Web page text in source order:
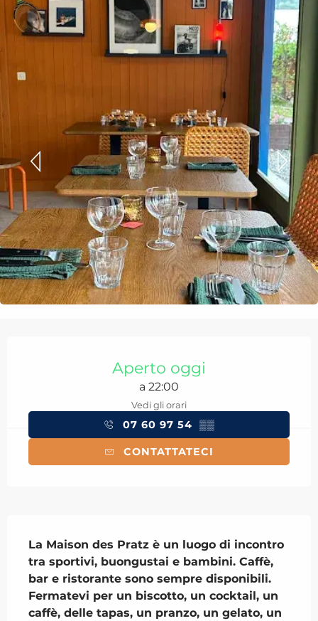
Aperto oggi
a 22:00
Vedi gli orari
07 60 97 54 ▒▒
CONTATTATECI
La Maison des Pratz è un luogo di incontro
tra sportivi, buongustai e bambini. Caffè,
bar e ristorante sono sempre disponibili.
Fermatevi per un biscotto, un cocktail, un
caffè, delle tapas, un pranzo, un gelato, un